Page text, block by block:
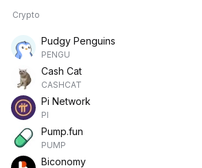
Crypto
Pudgy Penguins
PENGU
Cash Cat
CASHCAT
Pi Network
PI
Pump.fun
PUMP
Biconomy